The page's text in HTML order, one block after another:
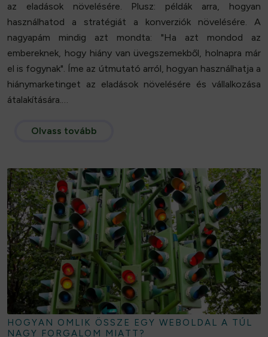
az eladások növelésére. Plusz: példák arra, hogyan
használhatod a stratégiát a konverziók növelésére. A
nagyapám mindig azt mondta: "Ha azt mondod az
embereknek, hogy hiány van üvegszemekből, holnapra már
el is fogynak". Íme az útmutató arról, hogyan használhatja a
hiánymarketinget az eladások növelésére és vállalkozása
átalakítására.…
Olvass tovább
HOGYAN OMLIK ÖSSZE EGY WEBOLDAL A TÚL
NAGY FORGALOM MIATT?